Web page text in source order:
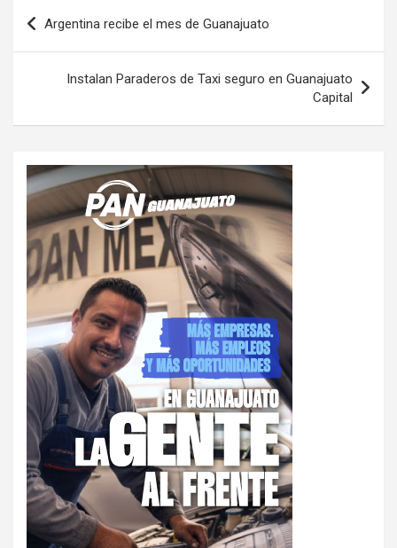
Navegación
de
entradas
Argentina recibe el mes de Guanajuato
Instalan Paraderos de Taxi seguro en Guanajuato
Capital